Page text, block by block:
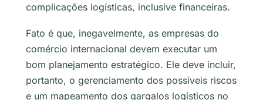
complicações logísticas, inclusive financeiras.
Fato é que, inegavelmente, as empresas do
comércio internacional devem executar um
bom planejamento estratégico. Ele deve incluir,
portanto, o gerenciamento dos possíveis riscos
e um mapeamento dos gargalos logísticos no